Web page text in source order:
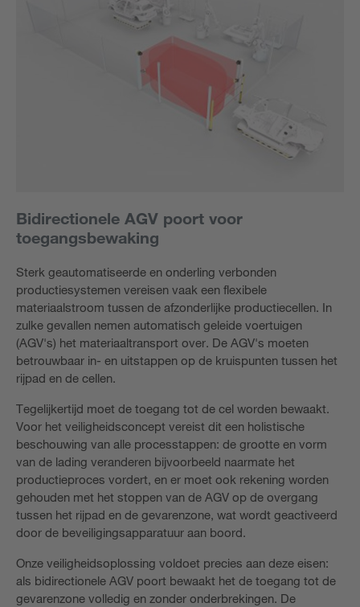
Bidirectionele AGV poort voor
toegangsbewaking
Sterk geautomatiseerde en onderling verbonden
productiesystemen vereisen vaak een flexibele
materiaalstroom tussen de afzonderlijke productiecellen. In
zulke gevallen nemen automatisch geleide voertuigen
(AGV's) het materiaaltransport over. De AGV's moeten
betrouwbaar in- en uitstappen op de kruispunten tussen het
rijpad en de cellen.
Tegelijkertijd moet de toegang tot de cel worden bewaakt.
Voor het veiligheidsconcept vereist dit een holistische
beschouwing van alle processtappen: de grootte en vorm
van de lading veranderen bijvoorbeeld naarmate het
productieproces vordert, en er moet ook rekening worden
gehouden met het stoppen van de AGV op de overgang
tussen het rijpad en de gevarenzone, wat wordt geactiveerd
door de beveiligingsapparatuur aan boord.
Onze veiligheidsoplossing voldoet precies aan deze eisen:
als bidirectionele AGV poort bewaakt het de toegang tot de
gevarenzone volledig en zonder onderbrekingen. De